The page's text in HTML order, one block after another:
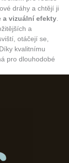
dráhy a chtějí ji
a vizuální efekty.
a
otáčejí se,
kvalitnímu
pro dlouhodobé